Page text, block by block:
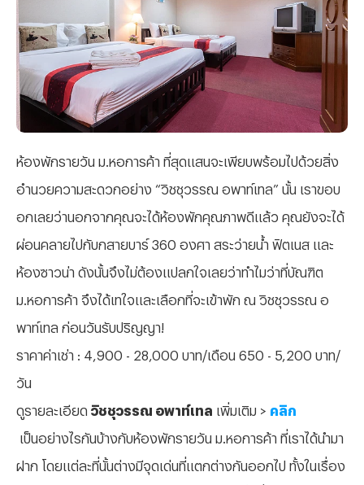
ห้องพักรายวัน ม.หอการค้า ที่สุดแสนจะเพียบพร้อมไปด้วยสิ่ง
อำนวยความสะดวกอย่าง “วิชชุวรรณ อพาท์เทล” นั้น เราขอบ
อกเลยว่านอกจากคุณจะได้ห้องพักคุณภาพดีแล้ว คุณยังจะได้
ผ่อนคลายไปกับกสายบาร์ 360 องศา สระว่ายน้ำ ฟิตเนส และ
ห้องซาวน่า ดังนั้นจึงไม่ต้องแปลกใจเลยว่าทำไมว่าที่บัณฑิต
ม.หอการค้า จึงได้เทใจและเลือกที่จะเข้าพัก ณ วิชชุวรรณ อ
พาท์เทล ก่อนวันรับปริญญา!
ราคาค่าเช่า : 4,900 - 28,000 บาท/เดือน 650 - 5,200 บาท/
วัน
ดูรายละเอียด วิชชุวรรณ อพาท์เทล เพิ่มเติม > คลิก
เป็นอย่างไรกันบ้างกับห้องพักรายวัน ม.หอการค้า ที่เราได้นำมา
ฝาก โดยแต่ละที่นั้นต่างมีจุดเด่นที่แตกต่างกันออกไป ทั้งในเรื่อง